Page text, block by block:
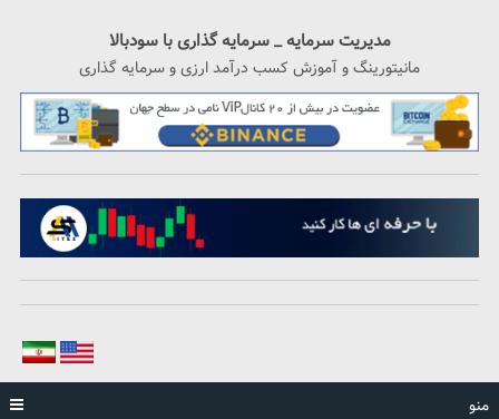
مدیریت سرمایه _ سرمایه گذاری با سودبالا
مانیتورینگ و آموزش کسب درآمد ارزی و سرمایه گذاری
منو